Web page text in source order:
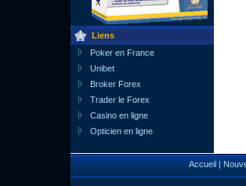
Liens
Poker en France
Unibet
Broker Forex
Trader le Forex
Casino en ligne
Opticien en ligne
Accueil|